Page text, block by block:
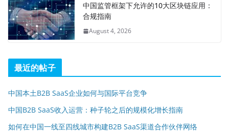
中国监管框架下允许的10大区块链应用：
合规指南
August 4, 2026
最近的帖子
中国本土B2B SaaS企业如何与国际平台竞争
中国B2B SaaS收入运营：种子轮之后的规模化增长指南
如何在中国一线至四线城市构建B2B SaaS渠道合作伙伴网络